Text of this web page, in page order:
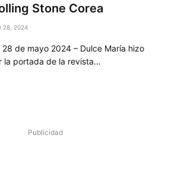
Stone Corea
28, 2024
28 de mayo 2024 – Dulce María hizo
la portada de la revista…
Publicidad